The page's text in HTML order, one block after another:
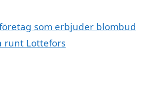
som erbjuder blombud
runt Lottefors